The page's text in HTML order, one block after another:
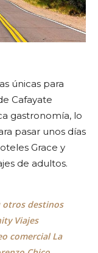
únicas para
Cafayate
gastronomía, lo
pasar unos días
Grace y
de adultos.
otros destinos
Viajes
comercial La